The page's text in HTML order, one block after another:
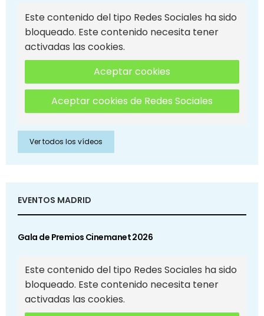
Este contenido del tipo Redes Sociales ha sido
bloqueado. Este contenido necesita tener
activadas las cookies.
Aceptar cookies
Aceptar cookies de Redes Sociales
Ver todos los vídeos
EVENTOS MADRID
Gala de Premios Cinemanet 2026
Este contenido del tipo Redes Sociales ha sido
bloqueado. Este contenido necesita tener
activadas las cookies.